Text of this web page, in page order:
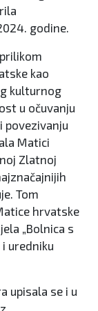
godine.
kao
kulturnog
u očuvanju
povezivanju
Matici
Zlatnoj
Tom
hrvatske
„Bolnica s
uredniku
upisala se i u